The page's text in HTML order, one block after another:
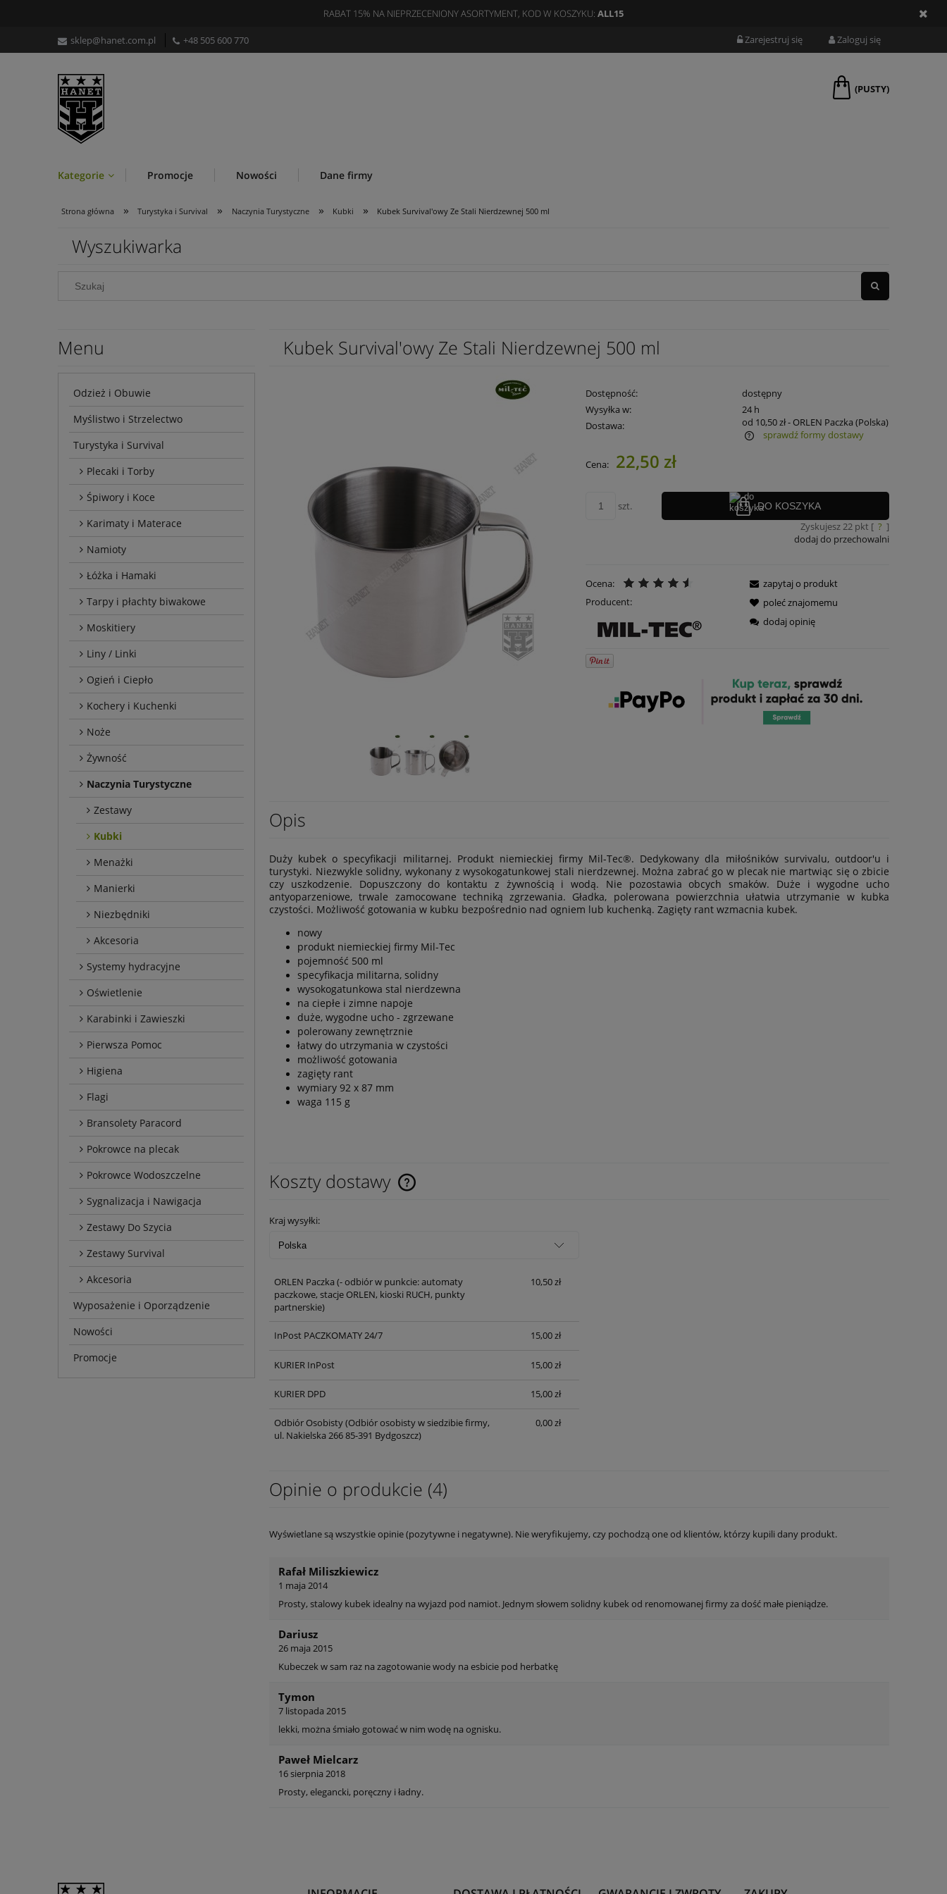
RABAT 15% NA NIEPRZECENIONY ASORTYMENT, KOD W KOSZYKU: ALL15
sklep@hanet.com.pl +48 505 600 770 Zarejestruj się Zaloguj się
(PUSTY)
Kategorie Promocje Nowości Dane firmy
Strona główna » Turystyka i Survival » Naczynia Turystyczne » Kubki » Kubek Survival'owy Ze Stali Nierdzewnej 500 ml
Wyszukiwarka
Menu
Odzież i Obuwie
Myślistwo i Strzelectwo
Turystyka i Survival
Plecaki i Torby
Śpiwory i Koce
Karimaty i Materace
Namioty
Łóżka i Hamaki
Tarpy i płachty biwakowe
Moskitiery
Liny / Linki
Ogień i Ciepło
Kochery i Kuchenki
Noże
Żywność
Naczynia Turystyczne
Zestawy
Kubki
Menażki
Manierki
Niezbędniki
Akcesoria
Systemy hydracyjne
Oświetlenie
Karabinki i Zawieszki
Pierwsza Pomoc
Higiena
Flagi
Bransolety Paracord
Pokrowce na plecak
Pokrowce Wodoszczelne
Sygnalizacja i Nawigacja
Zestawy Do Szycia
Zestawy Survival
Akcesoria
Wyposażenie i Oporządzenie
Nowości
Promocje
Kubek Survival'owy Ze Stali Nierdzewnej 500 ml
Dostępność:
dostępny
Wysyłka w:
24 h
Dostawa:
od 10,50 zł- ORLEN Paczka (Polska)
Cena nie zawiera ewentualnych kosztów
sprawdź formy dostawy
Cena: 22,50 zł
szt. DO KOSZYKA
Zyskujesz22pkt [ ? ]
dodaj do przechowalni
Ocena:
Producent:
zapytaj o produkt
poleć znajomemu
dodaj opinię
Opis
Duży kubek o specyfikacji militarnej. Produkt niemieckiej firmy Mil-Tec®. Dedykowany dla miłośników survivalu, outdoor'u i
turystyki. Niezwykle solidny, wykonany z wysokogatunkowej stali nierdzewnej. Można zabrać go w plecak nie martwiąc się o zbicie
czy uszkodzenie. Dopuszczony do kontaktu z żywnością i wodą. Nie pozostawia obcych smaków. Duże i wygodne ucho
antyoparzeniowe, trwale zamocowane techniką zgrzewania. Gładka, polerowana powierzchnia ułatwia utrzymanie w kubka
czystości. Możliwość gotowania w kubku bezpośrednio nad ogniem lub kuchenką. Zagięty rant wzmacnia kubek.
nowy
produkt niemieckiej firmy Mil-Tec
pojemność 500 ml
specyfikacja militarna, solidny
wysokogatunkowa stal nierdzewna
na ciepłe i zimne napoje
duże, wygodne ucho - zgrzewane
polerowany zewnętrznie
łatwy do utrzymania w czystości
możliwość gotowania
zagięty rant
wymiary 92 x 87 mm
waga 115 g
Koszty dostawy
Kraj wysyłki:
ORLEN Paczka (- odbiór w punkcie: automaty
paczkowe, stacje ORLEN, kioski RUCH, punkty
partnerskie)
10,50 zł
InPost PACZKOMATY 24/7 15,00 zł
KURIER InPost 15,00 zł
KURIER DPD 15,00 zł
Odbiór Osobisty(Odbiór osobisty w siedzibie firmy,
ul. Nakielska 266 85-391 Bydgoszcz)
0,00 zł
Opinie o produkcie (4)
Wyświetlane są wszystkie opinie (pozytywne i negatywne). Nie weryfikujemy, czy pochodzą one od klientów, którzy kupili dany produkt.
Rafał Miliszkiewicz
1 maja 2014
Prosty, stalowy kubek idealny na wyjazd pod namiot. Jednym słowem solidny kubek od renomowanej firmy za dość małe pieniądze.
Dariusz
26 maja 2015
Kubeczek w sam raz na zagotowanie wody na esbicie pod herbatkę
Tymon
7 listopada 2015
lekki, można śmiało gotować w nim wodę na ognisku.
Paweł Mielcarz
16 sierpnia 2018
Prosty, elegancki, poręczny i ładny.